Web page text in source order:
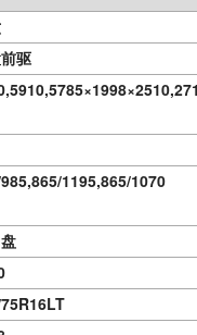
驱
1195,865/1070